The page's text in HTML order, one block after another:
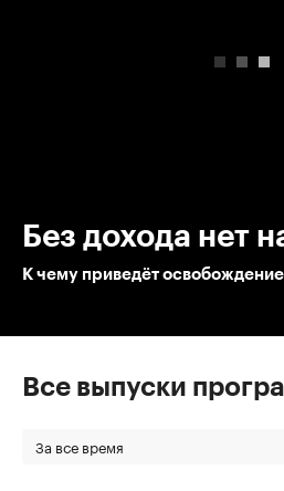
Без дохода нет
К чему приведёт
Все выпуски
За все время